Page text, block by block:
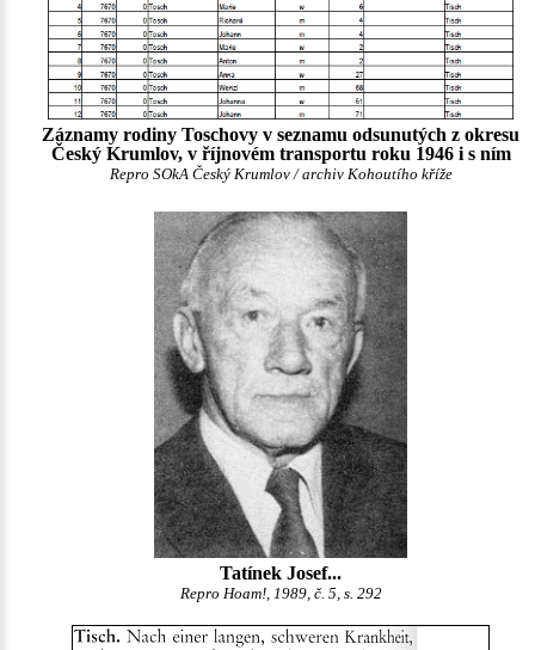
Záznamy rodiny Toschovy v seznamu odsunutých z okresu
Český Krumlov, v říjnovém transportu roku 1946 i s ním
Repro SOkA Český Krumlov / archiv Kohoutího kříže
Tatínek Josef...
Repro Hoam!, 1989, č. 5, s. 292